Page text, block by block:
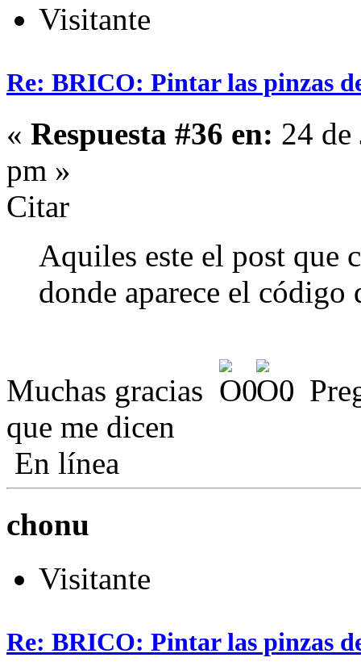
Visitante
Re: BRICO: Pintar las pinzas
« Respuesta #36 en: 24
pm »
Citar
Aquiles este el post que
donde aparece el código
Muchas gracias
.
que me dicen
En línea
chonu
Visitante
Re: BRICO: Pintar las pinzas